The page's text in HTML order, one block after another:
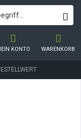
WARENKORB
KONTO